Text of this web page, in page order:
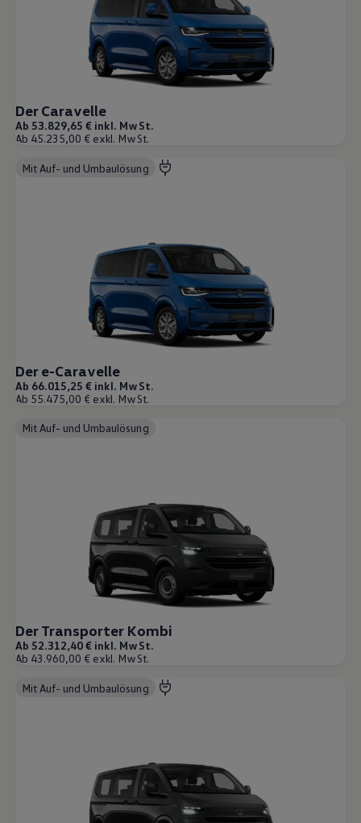
Der Caravelle
Ab 53.829,65 € inkl. MwSt.
Ab 45.235,00 € exkl. MwSt.
Mit Auf- und Umbaulösung
Der e-Caravelle
Ab 66.015,25 € inkl. MwSt.
Ab 55.475,00 € exkl. MwSt.
Mit Auf- und Umbaulösung
Der Transporter Kombi
Ab 52.312,40 € inkl. MwSt.
Ab 43.960,00 € exkl. MwSt.
Mit Auf- und Umbaulösung